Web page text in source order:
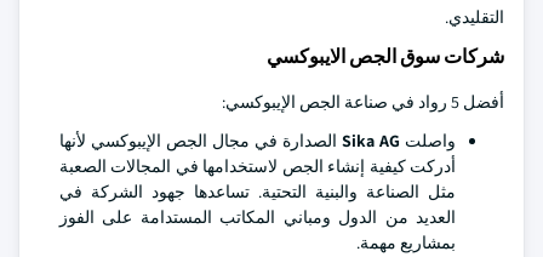
التقليدي.
شركات سوق الجص الايبوكسي
أفضل 5 رواد في صناعة الجص الإيبوكسي:
واصلت Sika AG الصدارة في مجال الجص الإيبوكسي لأنها
أدركت كيفية إنشاء الجص لاستخدامها في المجالات الصعبة
مثل الصناعة والبنية التحتية. تساعدها جهود الشركة في
العديد من الدول ومباني المكاتب المستدامة على الفوز
بمشاريع مهمة.